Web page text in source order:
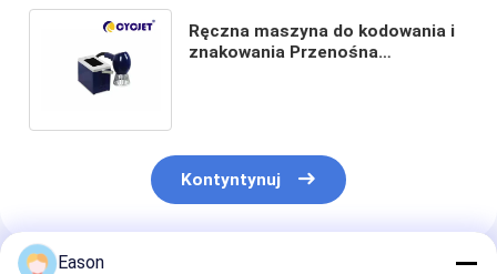
Ręczna maszyna do kodowania i
znakowania Przenośna
Kontyntynuj
Eason